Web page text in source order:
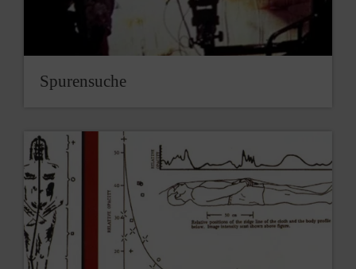
Spurensuche